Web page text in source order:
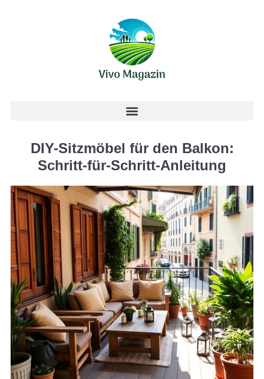
DIY-Sitzmöbel für den Balkon:
Schritt-für-Schritt-Anleitung